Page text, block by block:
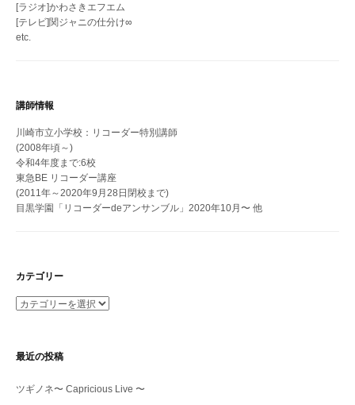
[ラジオ]かわさきエフエム
[テレビ]関ジャニの仕分け∞
etc.
講師情報
川崎市立小学校：リコーダー特別講師
(2008年頃～)
令和4年度まで:6校
東急BE リコーダー講座
(2011年～2020年9月28日閉校まで)
目黒学園「リコーダーdeアンサンブル」2020年10月〜 他
カテゴリー
カ
ー
最近の投稿
ツギノネ〜 Capricious Live 〜